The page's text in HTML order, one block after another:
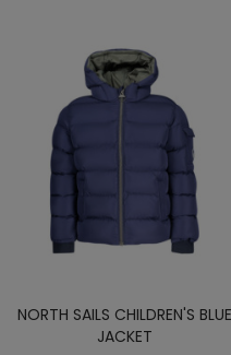
NORTH SAILS CHILDREN'S BLUE
JACKET